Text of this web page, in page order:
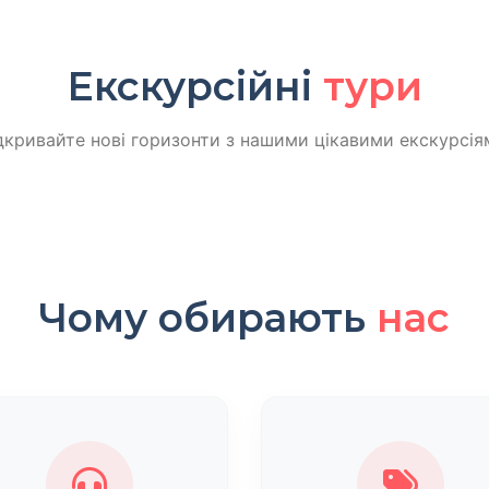
Екскурсійні тури
нові горизонти з нашими цікавими
Чому обирають нас